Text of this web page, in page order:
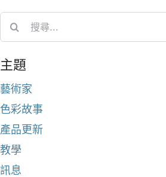
主題
藝術家
色彩故事
產品更新
教學
訊息